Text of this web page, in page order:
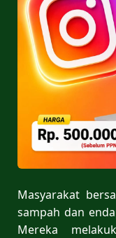
Masyarakat
sampah dan
Mereka